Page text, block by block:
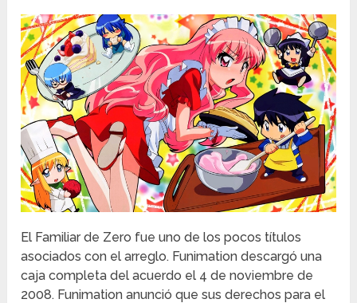
El Familiar de Zero fue uno de los pocos títulos
asociados con el arreglo. Funimation descargó una
caja completa del acuerdo el 4 de noviembre de
2008. Funimation anunció que sus derechos para el